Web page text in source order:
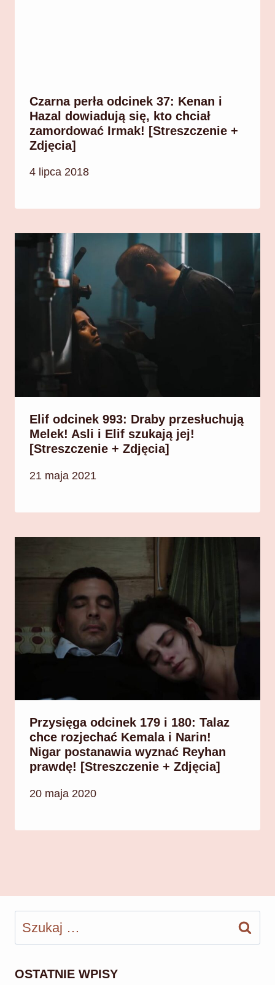
Czarna perła odcinek 37: Kenan i
Hazal dowiadują się, kto chciał
zamordować Irmak! [Streszczenie +
Zdjęcia]
4 lipca 2018
Elif odcinek 993: Draby przesłuchują
Melek! Asli i Elif szukają jej!
[Streszczenie + Zdjęcia]
21 maja 2021
Przysięga odcinek 179 i 180: Talaz
chce rozjechać Kemala i Narin!
Nigar postanawia wyznać Reyhan
prawdę! [Streszczenie + Zdjęcia]
20 maja 2020
Szukaj:
OSTATNIE WPISY